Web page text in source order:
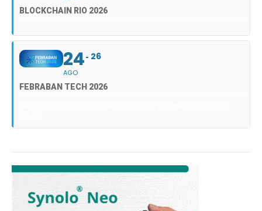
BLOCKCHAIN RIO 2026
24
AGO
26
FEBRABAN TECH 2026